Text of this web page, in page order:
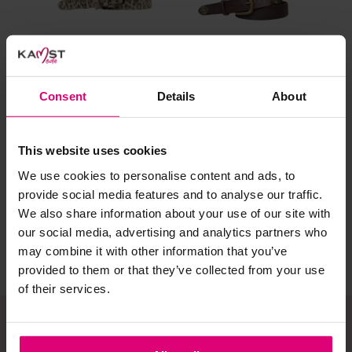
Consent Details About
This website uses cookies
We use cookies to personalise content and ads, to
provide social media features and to analyse our traffic.
We also share information about your use of our site with
our social media, advertising and analytics partners who
may combine it with other information that you’ve
provided to them or that they’ve collected from your use
of their services.
al prima.
Doe de wasmachine niet te vol. Dat voorkomt
kreuken/wrijving.
Gebruik een waszakje voor poreuze materialen en/of
artikelen met kraaltjes/steentjes.
Selecteer het wasgoed op kleur en was met een passend
Gebreide kledingstukken (met of zonder wol):
Allereerst: stel het wassen zo lang mogelijk uit.
Was in de wasmachine op een wol-programma. Dit
voorkomt wrijving en pilling.
Was zo koud mogelijk.
Leren leopard riem
€ 14.97
€ 29.95
€ 19.98
€ 39.95